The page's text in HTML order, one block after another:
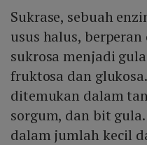
Sukrase, sebuah
usus halus,
sukrosa menjadi
fruktosa dan
ditemukan dalam
sorgum, dan bit
dalam jumlah kecil